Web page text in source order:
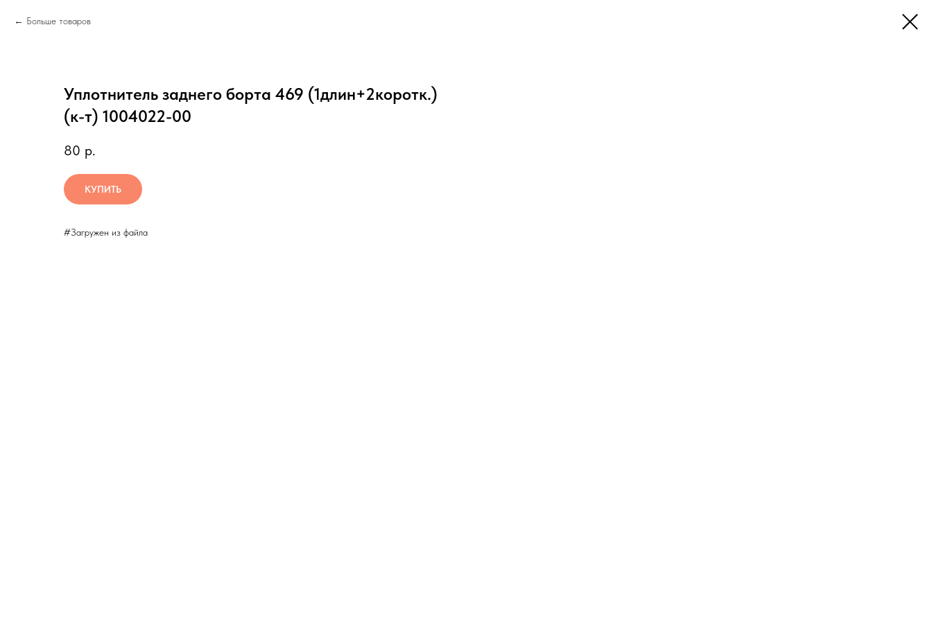
Больше товаров
Уплотнитель заднего борта 469 (1длин+2коротк.)
(к-т) 1004022-00
80 р.
КУПИТЬ
#Загружен из файла